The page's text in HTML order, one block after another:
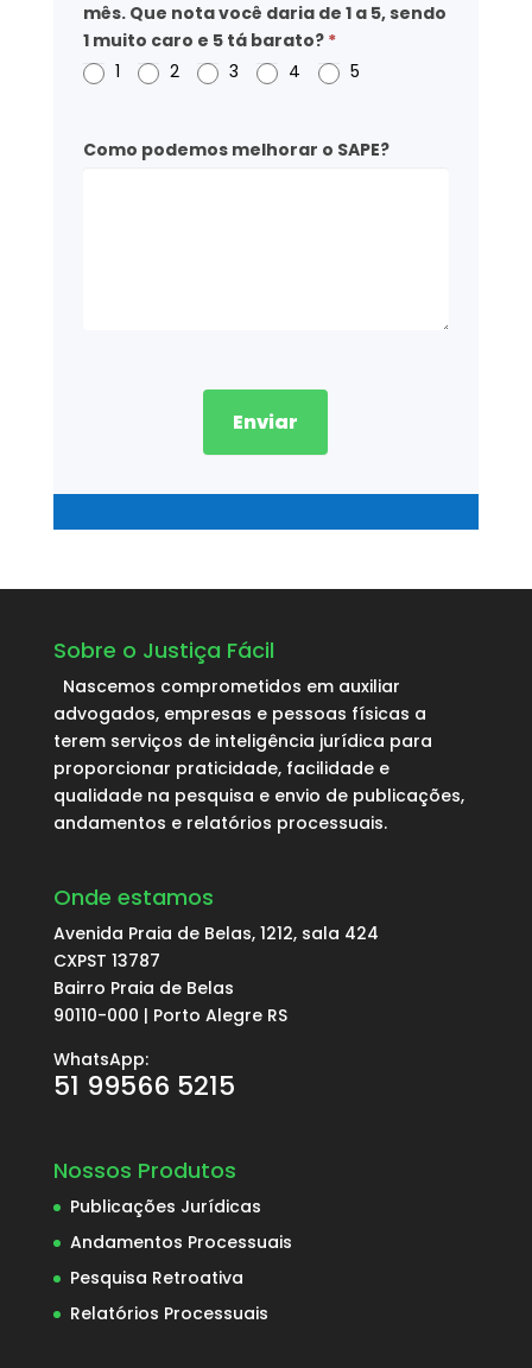
mês. Que nota você daria de 1 a 5, sendo
1 muito caro e 5 tá barato? *
1
2 3 4 5
Como podemos melhorar o SAPE?
Enviar
Sobre o Justiça Fácil
Nascemos comprometidos em auxiliar
advogados, empresas e pessoas físicas a
terem serviços de inteligência jurídica para
proporcionar praticidade, facilidade e
qualidade na pesquisa e envio de publicações,
andamentos e relatórios processuais.
Onde estamos
Avenida Praia de Belas, 1212, sala 424
CXPST 13787
Bairro Praia de Belas
90110-000 | Porto Alegre RS
WhatsApp:
51 99566 5215
Nossos Produtos
Publicações Jurídicas
Andamentos Processuais
Pesquisa Retroativa
Relatórios Processuais